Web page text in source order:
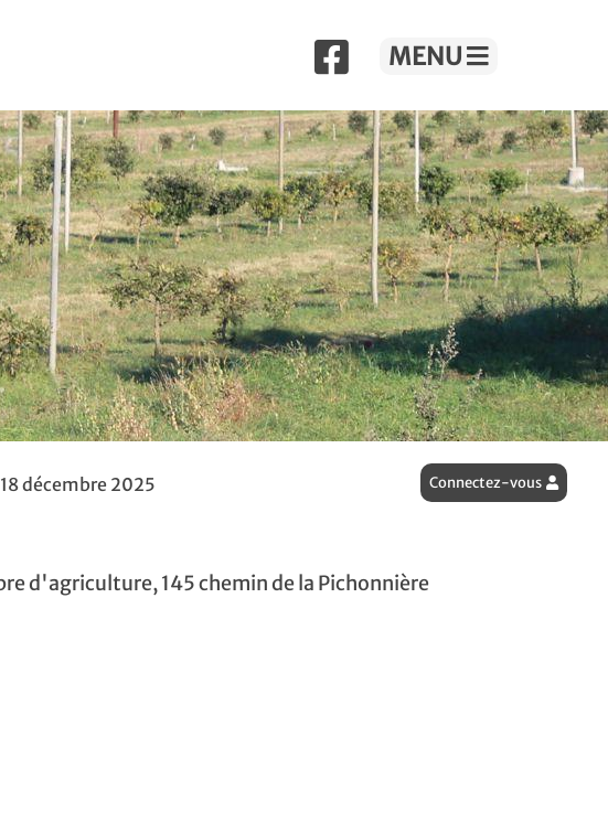
MENU
décembre 2025 Connectez-vous
d'agriculture, 145 chemin de la Pichonnière